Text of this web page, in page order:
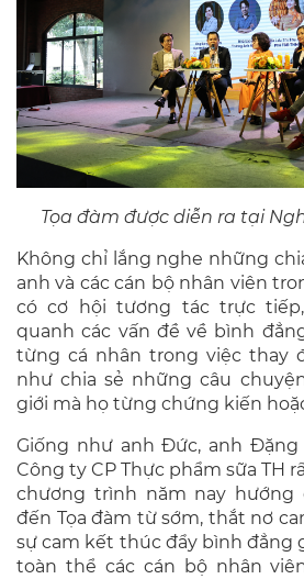
Tọa đàm được diễn ra tại
Không chỉ lắng nghe những
anh và các cán bộ nhân viên
có cơ hội tương tác trực
quanh các vấn đề về bình
từng cá nhân trong việc thay
như chia sẻ những câu
giới mà họ từng chứng kiến
Giống như anh Đức, anh
Công ty CP Thực phẩm sữa TH
chương trình năm nay hướng
đến Tọa đàm từ sớm, thắt nơ
sự cam kết thúc đẩy bình đẳng
toàn thể các cán bộ nhân